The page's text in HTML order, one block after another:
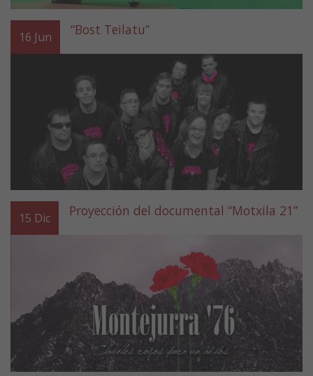
16 Jun “Bost Teilatu”
15 Dic Proyección del documental “Motxila 21”